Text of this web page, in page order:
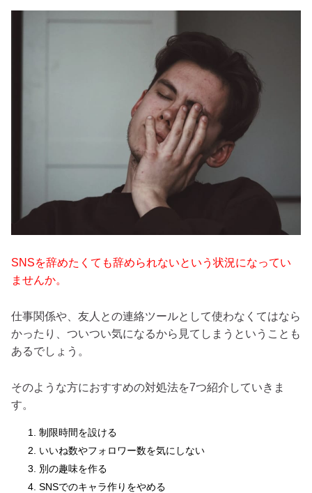
SNSを辞めたくても辞められないという状況になってい
ませんか。
仕事関係や、友人との連絡ツールとして使わなくてはなら
かったり、ついつい気になるから見てしまうということも
あるでしょう。
そのような方におすすめの対処法を7つ紹介していきま
す。
制限時間を設ける
いいね数やフォロワー数を気にしない
別の趣味を作る
SNSでのキャラ作りをやめる